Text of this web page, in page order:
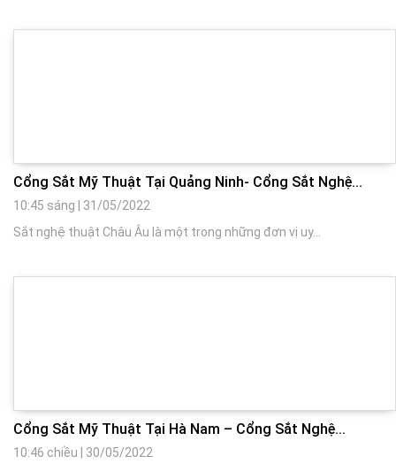
Cổng Sắt Mỹ Thuật Tại Quảng Ninh- Cổng Sắt Nghệ...
10:45 sáng
31/05/2022
Sắt nghệ thuật Châu Âu là một trong những đơn vị uy...
Cổng Sắt Mỹ Thuật Tại Hà Nam – Cổng Sắt Nghệ...
10:46 chiều
30/05/2022